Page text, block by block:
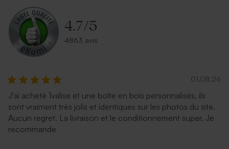
4.7/5
4863 avis
01.08.26
J'ai acheté 1valise et une boîte en bois personnalisés, ils
sont vraiment très jolis et identiques sur les photos du site.
Aucun regret. La livraison et le conditionnement super. Je
recommande